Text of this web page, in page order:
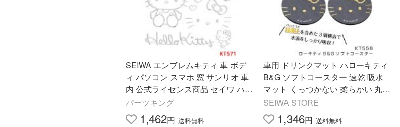
SEIWA エンブレムキティ 車 ボデ
ィ パソコン スマホ 窓 サンリオ 車
内 公式ライセンス商品 セイワ ハロ
ーキティ キティちゃん hello kitty E
1E1
パーツキング
1,462円 送料無料
車用 ドリンクマット ハローキティ
B&G ソフトコースター 速乾 吸水
マット くっつかない 柔らかい 丸洗
い 缶 ペットボトル KT558 カー用
品 セイワ(SEIWA)
SEIWA STORE
1,346円 送料無料